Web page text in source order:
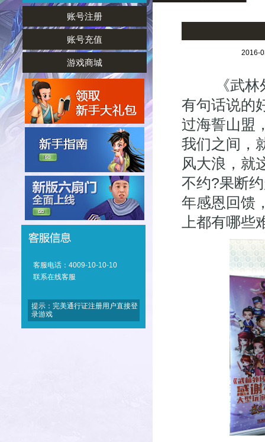
账号注册
账号充值
游戏商城
客服电话：4009-10-10-10
联系在线客服
提示：完美通行证注册用户直接登
录游戏
2016-
《武林外
有句话说的
过海誓山盟
我们之间，
风大浪，就
不约?果断
年感恩回馈
上都有哪